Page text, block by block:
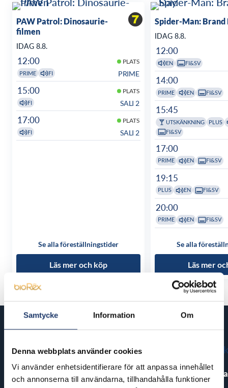
Samtycke Information Om
Denna webbplats använder cookies
Vi använder enhetsidentifierare för att anpassa innehållet
och annonserna till användarna, tillhandahålla funktioner
PAW Patrol: Dinosaurie-
filmen
IDAG 8.8.
12:00 PLATS
PRIME FI PRIME
15:00 PLATS
FI SALI 2
17:00 PLATS
FI SALI 2
Se alla föreställningstider
Läs mer och köp
Spider-Man: Brand
IDAG 8.8.
12:00
EN FI&SV
14:00
PRIME EN FI&SV
15:45
UTSKÄNKNING
PLUS
FI&SV
17:00
PRIME EN FI&SV
19:15
PLUS EN FI&SV
20:00
PRIME EN FI&SV
Se alla
Läs mer
Kommande filmer
Pirates of the Caribbean: At
World’s End
The End of